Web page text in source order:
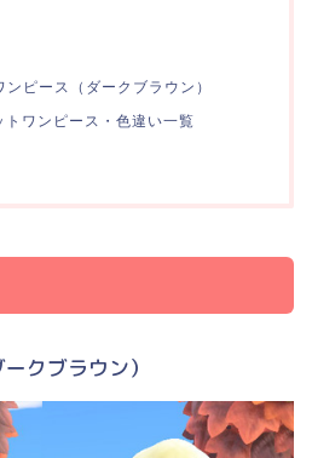
ンピース（ダークブラウン）
トワンピース・色違い一覧
クブラウン）